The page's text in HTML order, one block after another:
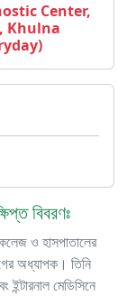
Center,
Khulna
বিবরণঃ
ও হাসপাতালের
অধ্যাপক। তিনি
মেডিসিনে